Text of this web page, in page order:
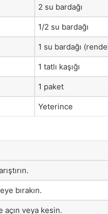
2 su bardağı
1/2 su bardağı
1 su bardağı
1 tatlı kaşığı
1 paket
Yeterince
bırakın.
veya kesin.